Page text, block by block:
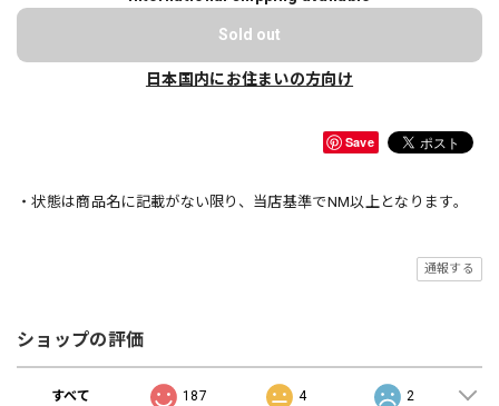
Sold out
日本国内にお住まいの方向け
Save
・状態は商品名に記載がない限り、当店基準でNM以上となります。
通報する
ショップの評価
すべて 187 4 2